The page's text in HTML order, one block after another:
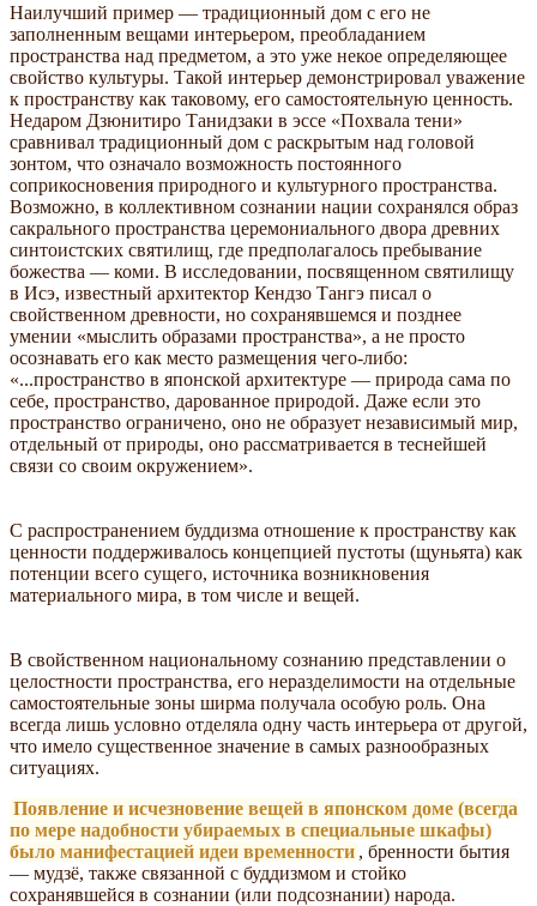
Наилучший пример — традиционный дом с его не
заполненным вещами интерьером, преобладанием
пространства над предметом, а это уже некое определяющее
свойство культуры. Такой интерьер демонстрировал уважение
к пространству как таковому, его самостоятельную ценность.
Недаром Дзюнитиро Танидзаки в эссе «Похвала тени»
сравнивал традиционный дом с раскрытым над головой
зонтом, что означало возможность постоянного
соприкосновения природного и культурного пространства.
Возможно, в коллективном сознании нации сохранялся образ
сакрального пространства церемониального двора древних
синтоистских святилищ, где предполагалось пребывание
божества — коми. В исследовании, посвященном святилищу
в Исэ, известный архитектор Кендзо Тангэ писал о
свойственном древности, но сохранявшемся и позднее
умении «мыслить образами пространства», а не просто
осознавать его как место размещения чего-либо:
«...пространство в японской архитектуре — природа сама по
себе, пространство, дарованное природой. Даже если это
пространство ограничено, оно не образует независимый мир,
отдельный от природы, оно рассматривается в теснейшей
связи со своим окружением».
С распространением буддизма отношение к пространству как
ценности поддерживалось концепцией пустоты (щуньята) как
потенции всего сущего, источника возникновения
материального мира, в том числе и вещей.
В свойственном национальному сознанию представлении о
целостности пространства, его неразделимости на отдельные
самостоятельные зоны ширма получала особую роль. Она
всегда лишь условно отделяла одну часть интерьера от другой,
что имело существенное значение в самых разнообразных
ситуациях.
Появление и исчезновение вещей в японском доме (всегда
по мере надобности убираемых в специальные шкафы)
было манифестацией идеи временности , бренности бытия
— мудзё, также связанной с буддизмом и стойко
сохранявшейся в сознании (или подсознании) народа.